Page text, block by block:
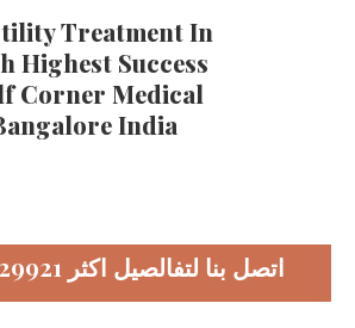
Treatment In
Highest Success
Corner Medical
India
اتصل بنا لتفالصيل اكثر